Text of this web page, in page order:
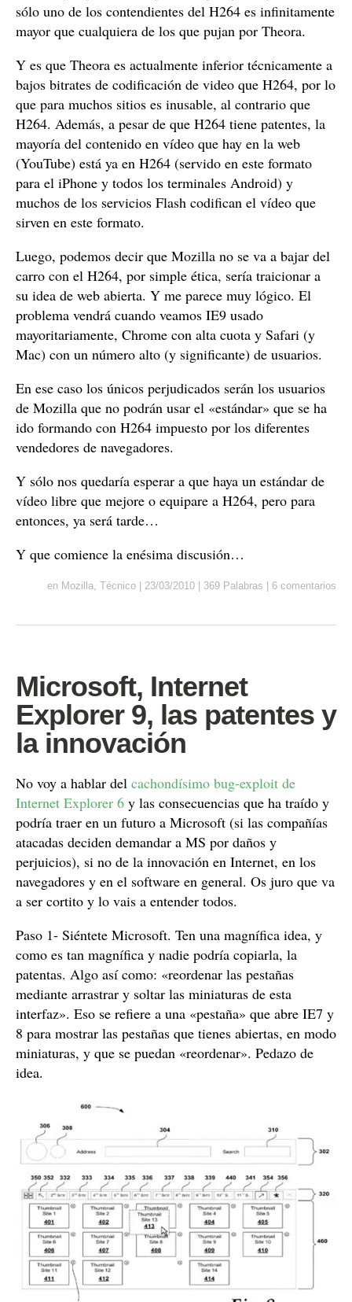
sólo uno de los contendientes del H264 es infinitamente
mayor que cualquiera de los que pujan por Theora.
Y es que Theora es actualmente inferior técnicamente a
bajos bitrates de codificación de video que H264, por lo
que para muchos sitios es inusable, al contrario que
H264. Además, a pesar de que H264 tiene patentes, la
mayoría del contenido en vídeo que hay en la web
(YouTube) está ya en H264 (servido en este formato
para el iPhone y todos los terminales Android) y
muchos de los servicios Flash codifican el vídeo que
sirven en este formato.
Luego, podemos decir que Mozilla no se va a bajar del
carro con el H264, por simple ética, sería traicionar a
su idea de web abierta. Y me parece muy lógico. El
problema vendrá cuando veamos IE9 usado
mayoritariamente, Chrome con alta cuota y Safari (y
Mac) con un número alto (y significante) de usuarios.
En ese caso los únicos perjudicados serán los usuarios
de Mozilla que no podrán usar el «estándar» que se ha
ido formando con H264 impuesto por los diferentes
vendedores de navegadores.
Y sólo nos quedaría esperar a que haya un estándar de
vídeo libre que mejore o equipare a H264, pero para
entonces, ya será tarde…
Y que comience la enésima discusión…
en Mozilla Técnico 23/03/2010 369 Palabras 6 comentarios
Microsoft, Internet
Explorer 9, las patentes y
la innovación
No voy a hablar del cachondísimo bug-exploit de
Internet Explorer 6 y las consecuencias que ha traído y
podría traer en un futuro a Microsoft (si las compañías
atacadas deciden demandar a MS por daños y
perjuicios), si no de la innovación en Internet, en los
navegadores y en el software en general. Os juro que va
a ser cortito y lo vais a entender todos.
Paso 1- Siéntete Microsoft. Ten una magnífica idea, y
como es tan magnífica y nadie podría copiarla, la
patentas. Algo así como: «reordenar las pestañas
mediante arrastrar y soltar las miniaturas de esta
interfaz». Eso se refiere a una «pestaña» que abre IE7 y
8 para mostrar las pestañas que tienes abiertas, en modo
miniaturas, y que se puedan «reordenar». Pedazo de
idea.